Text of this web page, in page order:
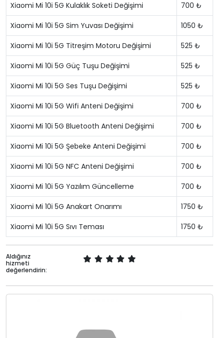
Xiaomi Mi 10i 5G Kulaklık Soketi Değişimi 700 ₺
Xiaomi Mi 10i 5G Sim Yuvası Değişimi 1050 ₺
Xiaomi Mi 10i 5G Titreşim Motoru Değişimi 525 ₺
Xiaomi Mi 10i 5G Güç Tuşu Değişimi 525 ₺
Xiaomi Mi 10i 5G Ses Tuşu Değişimi 525 ₺
Xiaomi Mi 10i 5G Wifi Anteni Değişimi 700 ₺
Xiaomi Mi 10i 5G Bluetooth Anteni Değişimi 700 ₺
Xiaomi Mi 10i 5G Şebeke Anteni Değişimi 700 ₺
Xiaomi Mi 10i 5G NFC Anteni Değişimi 700 ₺
Xiaomi Mi 10i 5G Yazılım Güncelleme 700 ₺
Xiaomi Mi 10i 5G Anakart Onarımı 1750 ₺
Xiaomi Mi 10i 5G Sıvı Teması 1750 ₺
Aldığınız
hizmeti
değerlendirin: